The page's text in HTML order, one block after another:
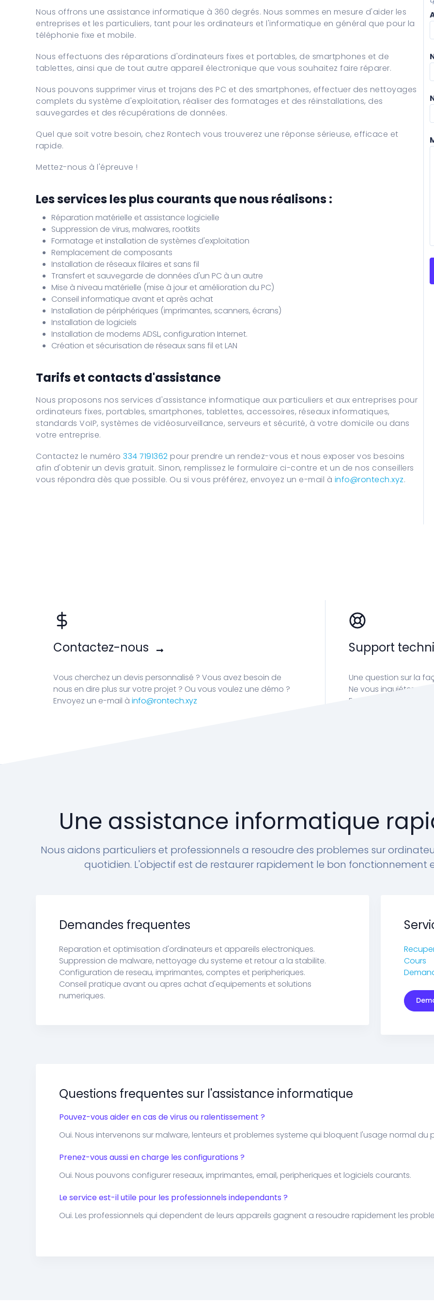
Nous offrons une assistance informatique à 360 degrés. Nous sommes en mesure d'aider les
entreprises et les particuliers, tant pour les ordinateurs et l'informatique en général que pour la
téléphonie fixe et mobile.
Nous effectuons des réparations d'ordinateurs fixes et portables, de smartphones et de
tablettes, ainsi que de tout autre appareil électronique que vous souhaitez faire réparer.
Nous pouvons supprimer virus et trojans des PC et des smartphones, effectuer des nettoyages
complets du système d'exploitation, réaliser des formatages et des réinstallations, des
sauvegardes et des récupérations de données.
Quel que soit votre besoin, chez Rontech vous trouverez une réponse sérieuse, efficace et
rapide.
Mettez-nous à l'épreuve !
Les services les plus courants que nous réalisons :
Réparation matérielle et assistance logicielle
Suppression de virus, malwares, rootkits
Formatage et installation de systèmes d'exploitation
Remplacement de composants
Installation de réseaux filaires et sans fil
Transfert et sauvegarde de données d'un PC à un autre
Mise à niveau matérielle (mise à jour et amélioration du PC)
Conseil informatique avant et après achat
Installation de périphériques (imprimantes, scanners, écrans)
Installation de logiciels
Installation de modems ADSL, configuration Internet.
Création et sécurisation de réseaux sans fil et LAN
Tarifs et contacts d'assistance
Nous proposons nos services d'assistance informatique aux particuliers et aux entreprises pour
ordinateurs fixes, portables, smartphones, tablettes, accessoires, réseaux informatiques,
standards VoIP, systèmes de vidéosurveillance, serveurs et sécurité, à votre domicile ou dans
votre entreprise.
Contactez le numéro 334 7191362 pour prendre un rendez-vous et nous exposer vos besoins
afin d'obtenir un devis gratuit. Sinon, remplissez le formulaire ci-contre et un de nos conseillers
vous répondra dès que possible. Ou si vous préférez, envoyez un e-mail à info@rontech.xyz.
Contactez-nous
Vous cherchez un devis personnalisé ? Vous avez besoin de
nous en dire plus sur votre projet ? Ou vous voulez une démo ?
Envoyez un e-mail à info@rontech.xyz
Support
Une question sur la
Ne vous inquiétez
Envoyez un e-mail à :
Une assistance informatique
Nous aidons particuliers et professionnels a resoudre des problemes sur
quotidien. L'objectif est de restaurer rapidement le bon fonctionnement
Demandes frequentes
Reparation et optimisation d'ordinateurs et appareils electroniques.
Suppression de malware, nettoyage du systeme et retour a la stabilite.
Configuration de reseau, imprimantes, comptes et peripheriques.
Conseil pratique avant ou apres achat d'equipements et solutions
numeriques.
Cours
Questions frequentes sur l'assistance informatique
Pouvez-vous aider en cas de virus ou ralentissement ?
Oui. Nous intervenons sur malware, lenteurs et problemes systeme qui bloquent l'usage normal du
Prenez-vous aussi en charge les configurations ?
Oui. Nous pouvons configurer reseaux, imprimantes, email, peripheriques et logiciels courants.
Le service est-il utile pour les professionnels independants ?
Oui. Les professionnels qui dependent de leurs appareils gagnent a resoudre rapidement les